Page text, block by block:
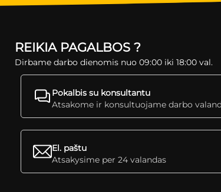
REIKIA PAGALBOS ?
Dirbame darbo dienomis nuo 09:00 iki 18:00 val.
Pokalbis su konsultantu
Atsakome ir konsultuojame darbo
El. paštu
Atsakysime per 24 valandas